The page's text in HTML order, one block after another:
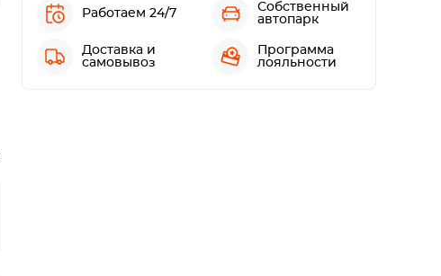
Работаем 24/7
Собственный
автопарк
Доставка и
самовывоз
Программа
лояльности